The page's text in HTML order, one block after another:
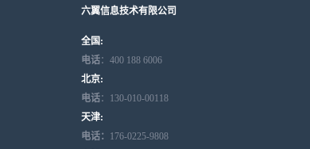
六翼信息技术有限公司
全国:
电话：400 188 6006
北京:
电话：130-010-00118
天津:
电话： 176-0225-9808